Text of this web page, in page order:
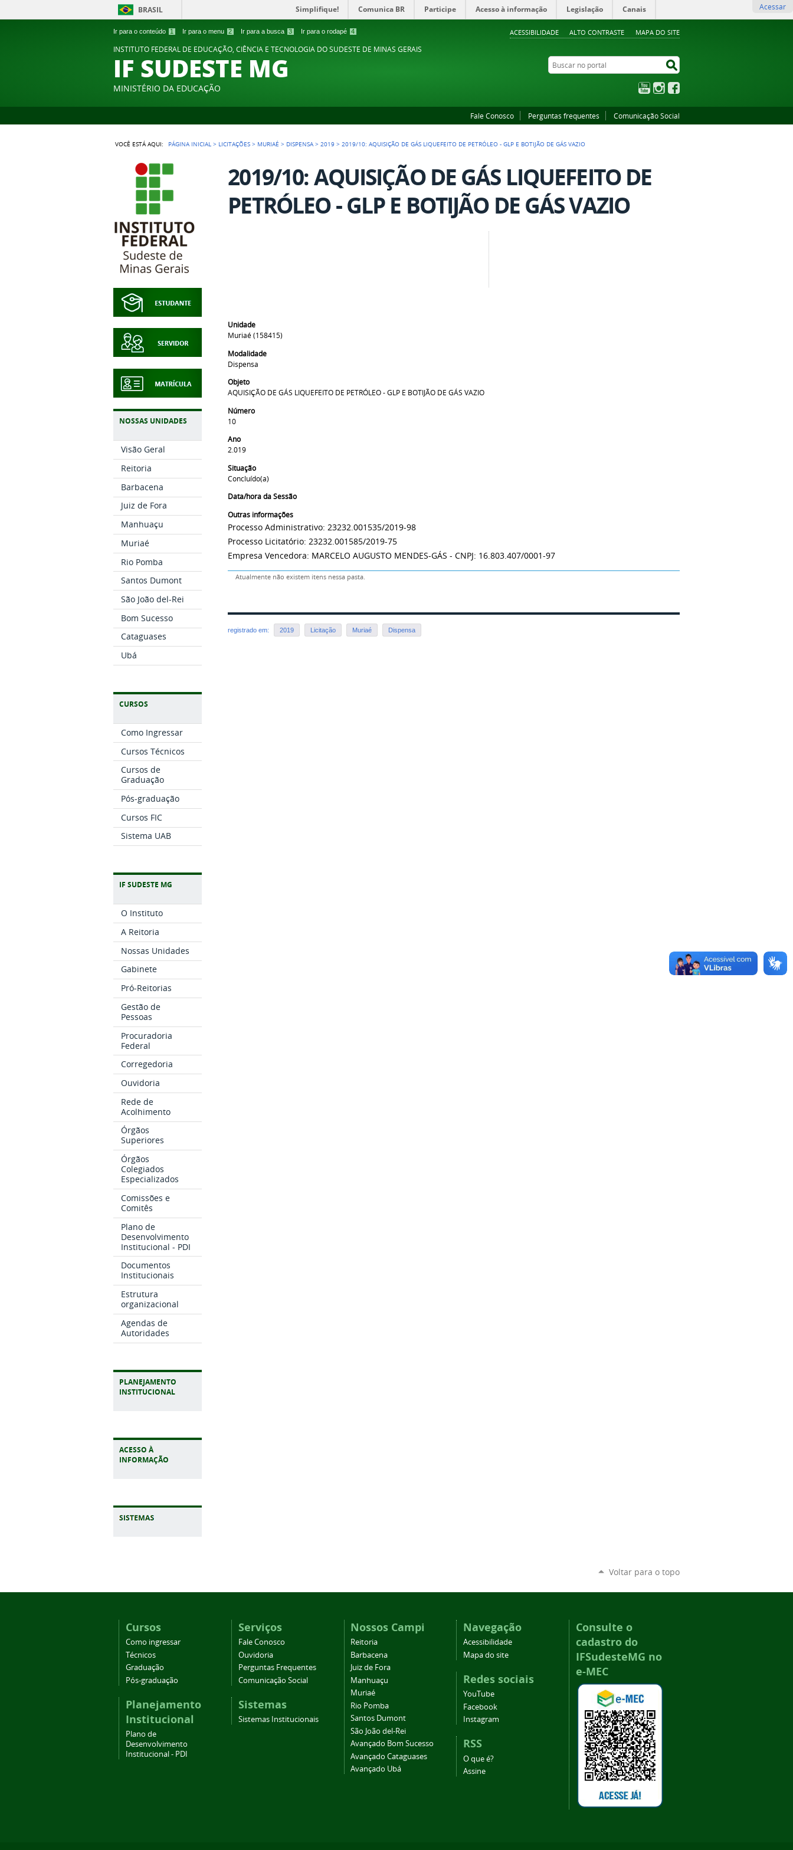
Ir para o conteúdo 1 Ir para o menu 2 Ir para a busca 3 Ir para o rodapé 4 ACESSIBILIDADE ALTO CONTRASTE MAPA DO SITE
BRASIL Simplifique! Comunica BR Participe Acesso à informação Legislação Canais Acessar
INSTITUTO FEDERAL DE EDUCAÇÃO, CIÊNCIA E TECNOLOGIA DO SUDESTE DE MINAS GERAIS
IF SUDESTE MG
MINISTÉRIO DA EDUCAÇÃO
Buscar no portal
YouTubeInstagram
Fale Conosco Perguntas frequentes Comunicação Social
VOCÊ ESTÁ AQUI: PÁGINA INICIAL > LICITAÇÕES > MURIAÉ > DISPENSA >2019 >2019/10: AQUISIÇÃO DE GÁS LIQUEFEITO DE PETRÓLEO - GLP E BOTIJÃO DE GÁS VAZIO
NOSSAS UNIDADES
Visão Geral
Reitoria
Barbacena
Juiz de Fora
Manhuaçu
Muriaé
Rio Pomba
Santos Dumont
São João del-Rei
Bom Sucesso
Cataguases
Ubá
CURSOS
Como Ingressar
Cursos Técnicos
Cursos de
Graduação
Pós-graduação
Cursos FIC
Sistema UAB
IF SUDESTE MG
O Instituto
A Reitoria
Nossas Unidades
Gabinete
Pró-Reitorias
Gestão de
Pessoas
Procuradoria
Federal
Corregedoria
Ouvidoria
Rede de
Acolhimento
Órgãos
Superiores
Órgãos
Colegiados
Especializados
Comissões e
Comitês
Plano de
Desenvolvimento
Institucional - PDI
Documentos
Institucionais
Estrutura
organizacional
Agendas de
Autoridades
PLANEJAMENTO
INSTITUCIONAL
ACESSO À
INFORMAÇÃO
2019/10: AQUISIÇÃO DE GÁS LIQUEFEITO DE
PETRÓLEO - GLP E BOTIJÃO DE GÁS VAZIO
Unidade
Muriaé (158415)
Modalidade
Dispensa
Objeto
AQUISIÇÃO DE GÁS LIQUEFEITO DE PETRÓLEO - GLP E BOTIJÃO DE GÁS VAZIO
Número
10
Ano
2.019
Situação
Concluído(a)
Data/hora da Sessão
Outras informações
Processo Administrativo: 23232.001535/2019-98
Processo Licitatório: 23232.001585/2019-75
Empresa Vencedora: MARCELO AUGUSTO MENDES-GÁS - CNPJ: 16.803.407/0001-97
Atualmente não existem itens nessa pasta.
registrado em: 2019 Licitação Muriaé Dispensa
Voltar para o topo
Cursos
Como ingressar
Técnicos
Graduação
Pós-graduação
Planejamento
Institucional
Plano de
Desenvolvimento
Institucional - PDI
Serviços
Fale Conosco
Ouvidoria
Perguntas Frequentes
Comunicação Social
Sistemas
Sistemas Institucionais
Nossos Campi
Reitoria
Barbacena
Juiz de Fora
Manhuaçu
Muriaé
Rio Pomba
Santos Dumont
São João del-Rei
Avançado Bom Sucesso
Avançado Cataguases
Avançado Ubá
Navegação
Acessibilidade
Mapa do site
Redes sociais
YouTube
Facebook
Instagram
RSS
O que é?
Assine
Consulte o
cadastro do
IFSudesteMG no
e-MEC